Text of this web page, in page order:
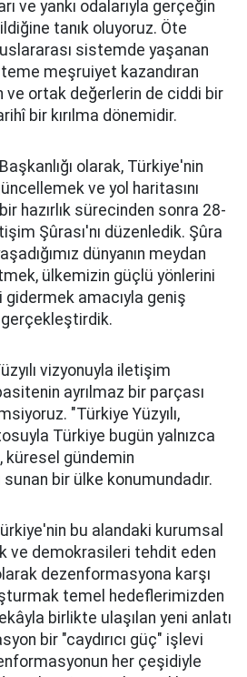
ve yankı odalarıyla gerçeğin
tanık oluyoruz. Öte
sistemde yaşanan
meşruiyet kazandıran
ve ortak değerlerin de ciddi bir
bir kırılma dönemidir.
olarak, Türkiye'nin
ve yol haritasını
hazırlık sürecinden sonra 28-
Şûrası'nı düzenledik. Şûra
dünyanın meydan
ülkemizin güçlü yönlerini
amacıyla geniş
vizyonuyla iletişim
ayrılmaz bir parçası
"Türkiye Yüzyılı,
Türkiye bugün yalnızca
küresel gündemin
bir ülke konumundadır.
bu alandaki kurumsal
ve demokrasileri tehdit eden
dezenformasyona karşı
temel hedeflerimizden
birlikte ulaşılan yeni anlatı
bir "caydırıcı güç" işlevi
her çeşidiyle